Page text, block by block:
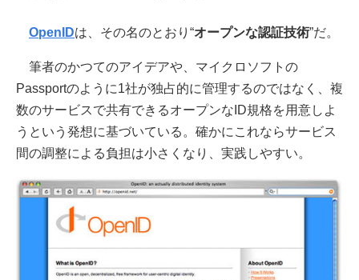
OpenIDは、その名のとおり“オープンな認証技術”だ。
筆者のかつてのアイデアや、マイクロソフトの
Passportのように1社が独占的に管理するのではなく、複
数のサービスで共有できるオープンなID規格を用意しよ
うという発想に基づいている。確かにこれならサービス
間の調整による負担は小さくなり、実践しやすい。